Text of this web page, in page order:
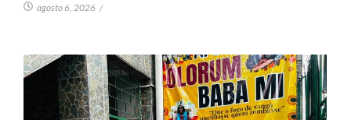
agosto 6, 2026 /